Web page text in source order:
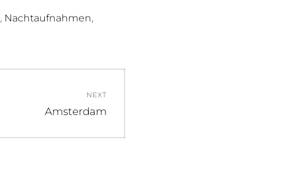
, Nachtaufnahmen,
NEXT
Next
Amsterdam